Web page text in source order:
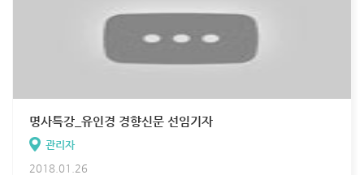
명사특강_유인경 경향신문 선임기자
관리자
2018.01.26